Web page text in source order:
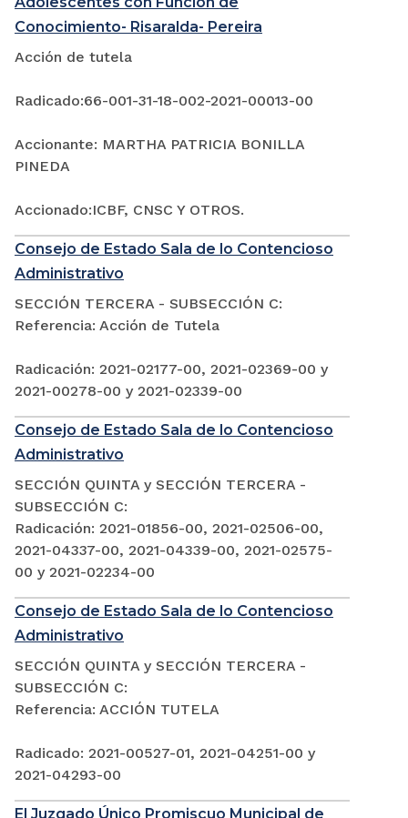
Conocimiento- Risaralda- Pereira
Acción de tutela
Radicado:66-001-31-18-002-2021-00013-00
Accionante: MARTHA PATRICIA BONILLA
PINEDA
Accionado:ICBF, CNSC Y OTROS.
Consejo de Estado Sala de lo Contencioso
Administrativo
SECCIÓN TERCERA - SUBSECCIÓN C:
Referencia: Acción de Tutela
Radicación: 2021-02177-00, 2021-02369-00 y
2021-00278-00 y 2021-02339-00
Consejo de Estado Sala de lo Contencioso
Administrativo
SECCIÓN QUINTA y SECCIÓN TERCERA -
SUBSECCIÓN C:
Radicación: 2021-01856-00, 2021-02506-00,
2021-04337-00, 2021-04339-00, 2021-02575-
00 y 2021-02234-00
Consejo de Estado Sala de lo Contencioso
Administrativo
SECCIÓN QUINTA y SECCIÓN TERCERA -
SUBSECCIÓN C:
Referencia: ACCIÓN TUTELA
Radicado: 2021-00527-01, 2021-04251-00 y
2021-04293-00
El Juzgado Único Promiscuo Municipal de